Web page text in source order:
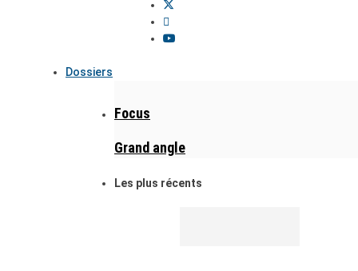
Dossiers
Focus
Grand angle
Les plus récents